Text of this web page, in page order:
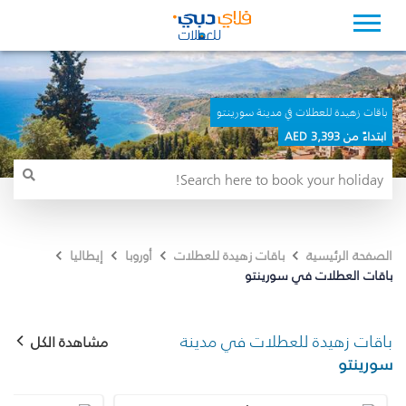
باقات زهيدة للعطلات في مدينة سورينتو
ابتداءً من 3,393 AED
الصفحة الرئيسية باقات زهيدة للعطلات أوروبا
إيطاليا
باقات العطلات في سورينتو
باقات زهيدة للعطلات في مدينة
سورينتو
مشاهدة الكل